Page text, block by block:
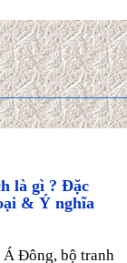
thự mái
8.000.000
Đông, bộ tranh
thành ...